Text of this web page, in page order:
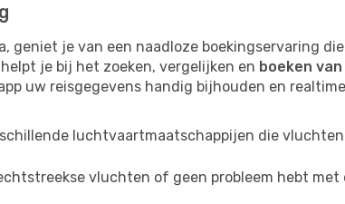
geniet je van een naadloze boekingservaring
je bij het zoeken, vergelijken en boeken
uw reisgegevens handig bijhouden en
luchtvaartmaatschappijen die
vluchten of geen probleem hebt met